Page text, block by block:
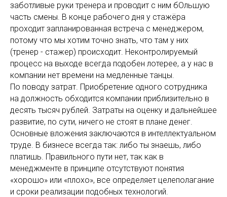
заботливые руки тренера и проводит с ним бОльшую
часть смены. В конце рабочего дня у стажёра
проходит запланированная встреча с менеджером,
потому что мы хотим точно знать, что там у них
(тренер - стажер) происходит. Неконтролируемый
процесс на выходе всегда подобен лотерее, а у нас в
компании нет времени на медленные танцы.
По поводу затрат. Приобретение одного сотрудника
на должность обходится компании приблизительно в
десять тысяч рублей. Затраты на оценку и дальнейшее
развитие, по сути, ничего не стоят в плане денег.
Основные вложения заключаются в интеллектуальном
труде. В бизнесе всегда так: либо ты знаешь, либо
платишь. Правильного пути нет, так как в
менеджменте в принципе отсутствуют понятия
«хорошо» или «плохо», все определяет целеполагание
и сроки реализации подобных технологий.